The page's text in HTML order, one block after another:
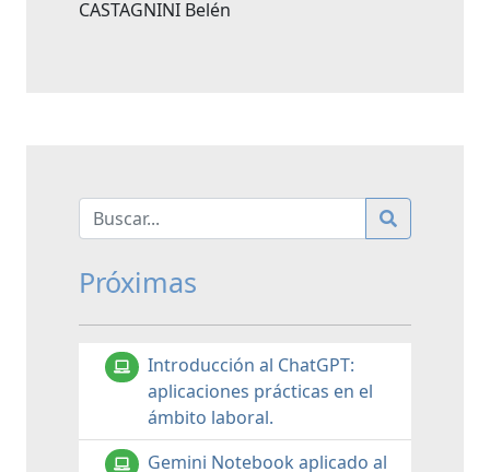
CASTAGNINI Belén
Próximas
Introducción al ChatGPT:
aplicaciones prácticas en el
ámbito laboral.
Gemini Notebook aplicado al